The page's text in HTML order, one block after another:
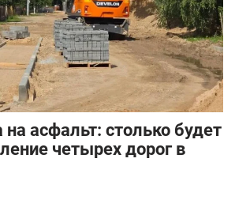
асфальт: столько будет
четырех дорог в